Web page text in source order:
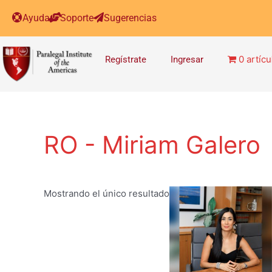
Ayuda Soporte Sugerencias
Regístrate Ingresar 0
RO - Miriam Galero
Mostrando el único resultado